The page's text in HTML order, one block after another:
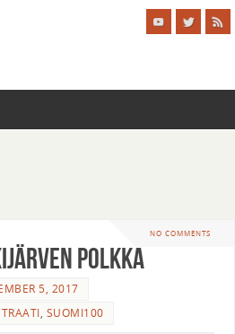
NO COMMENTS
Polkka
5, 2017
, SUOMI100